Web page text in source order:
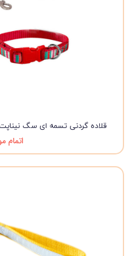
قلاده گردنی تسمه ای سگ نیناپت
اتمام